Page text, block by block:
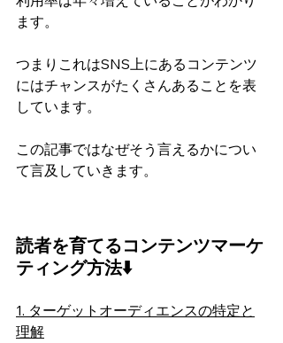
ます。
つまりこれはSNS上にあるコンテンツ
にはチャンスがたくさんあることを表
しています。
この記事ではなぜそう言えるかについ
て言及していきます。
読者を育てるコンテンツマーケ
ティング方法⬇️
1. ターゲットオーディエンスの特定と
理解